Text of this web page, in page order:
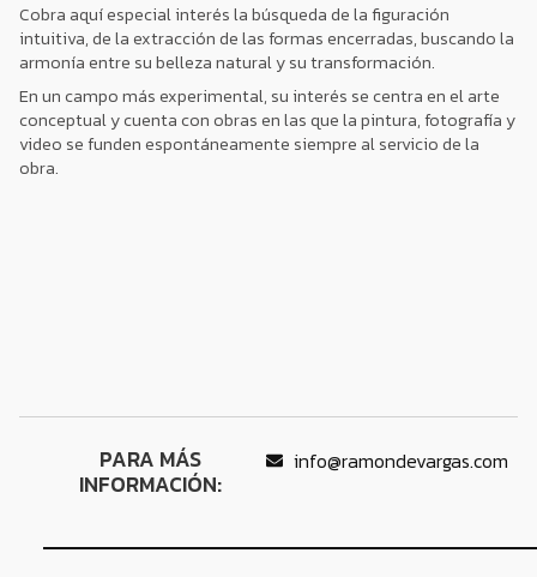
Cobra aquí especial interés la búsqueda de la figuración
intuitiva, de la extracción de las formas encerradas, buscando la
armonía entre su belleza natural y su transformación.
En un campo más experimental, su interés se centra en el arte
conceptual y cuenta con obras en las que la pintura, fotografía y
video se funden espontáneamente siempre al servicio de la
obra.
PARA MÁS
INFORMACIÓN:
info@ramondevargas.com